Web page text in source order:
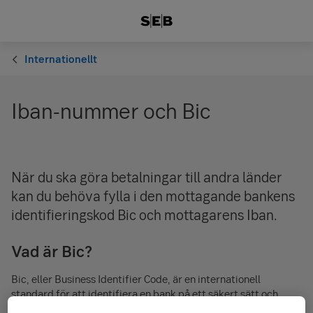
Internationellt
Iban-nummer och Bic
När du ska göra betalningar till andra länder
kan du behöva fylla i den mottagande bankens
identifieringskod Bic och mottagarens Iban.
Vad är Bic?
Bic, eller Business Identifier Code, är en internationell
standard för att identifiera en bank på ett säkert sätt och